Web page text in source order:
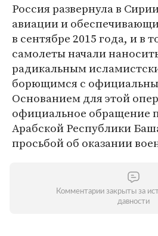
Россия развернула в
авиации и
в сентябре 2015 года, и в
самолеты начали
радикальным
борющимся с
Основанием для этой
официальное обращение
Арабской Республики
просьбой об оказании
Комментарии закрыты за
давности